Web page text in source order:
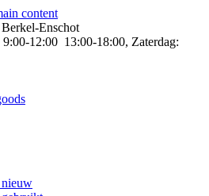
content
Enschot
12:00 13:00-18:00, Zaterdag:
nieuw